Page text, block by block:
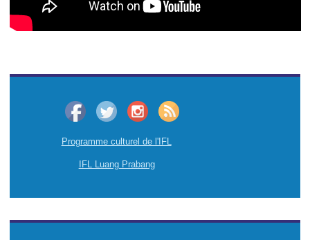
Programme culturel de l'IFL
IFL Luang Prabang